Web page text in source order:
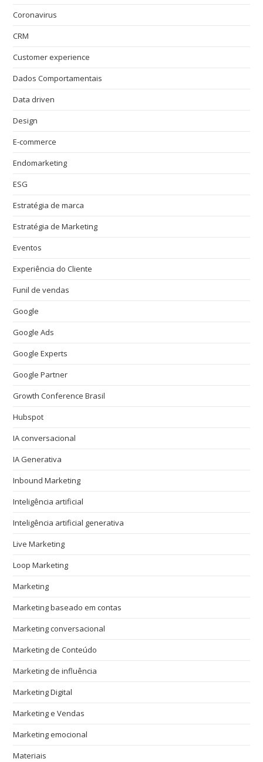
Coronavirus
CRM
Customer experience
Dados Comportamentais
Data driven
Design
E-commerce
Endomarketing
ESG
Estratégia de marca
Estratégia de Marketing
Eventos
Experiência do Cliente
Funil de vendas
Google
Google Ads
Google Experts
Google Partner
Growth Conference Brasil
Hubspot
IA conversacional
IA Generativa
Inbound Marketing
Inteligência artificial
Inteligência artificial generativa
Live Marketing
Loop Marketing
Marketing
Marketing baseado em contas
Marketing conversacional
Marketing de Conteúdo
Marketing de influência
Marketing Digital
Marketing e Vendas
Marketing emocional
Materiais